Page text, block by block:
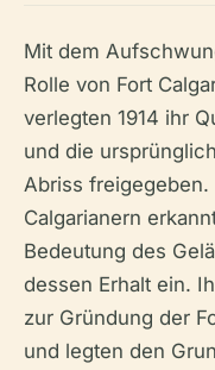
Mit dem
Rolle von Fort
verlegten 1914 ihr
und die
Abriss freigegeben.
Calgarianern
Bedeutung des
dessen Erhalt ein.
zur Gründung der
und legten den